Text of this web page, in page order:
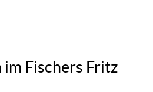
Fischers Fritz